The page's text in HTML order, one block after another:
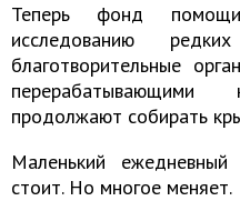
Теперь фонд
исследованию
благотворительные
продолжают собирать
Маленький
стоит. Но многое меняет.